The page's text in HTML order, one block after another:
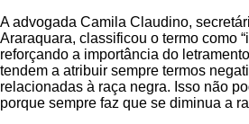
A advogada Camila Claudino,
Araraquara, classificou o termo como
reforçando a importância do
tendem a atribuir sempre termos
relacionadas à raça negra. Isso não
porque sempre faz que se diminua a